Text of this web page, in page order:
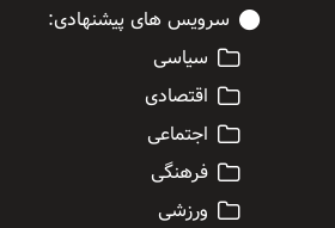
سرویس های پیشنهادی:
سیاسی
اقتصادی
اجتماعی
فرهنگی
ورزشی